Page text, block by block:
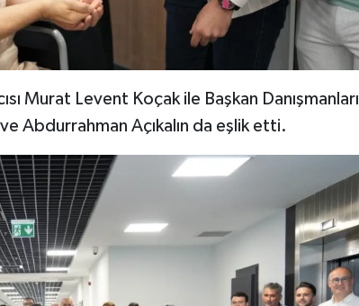
Murat Levent Koçak ile Başkan Danışmanları
Abdurrahman Açıkalın da eşlik etti.